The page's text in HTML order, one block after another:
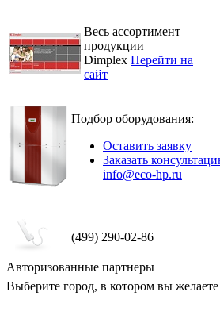
Весь ассортимент
продукции
Dimplex Перейти на
сайт
Подбор оборудования:
Оставить заявку
Заказать
info@eco-hp.ru
(499) 290-02-86
Авторизованные партнеры
Выберите город, в котором вы